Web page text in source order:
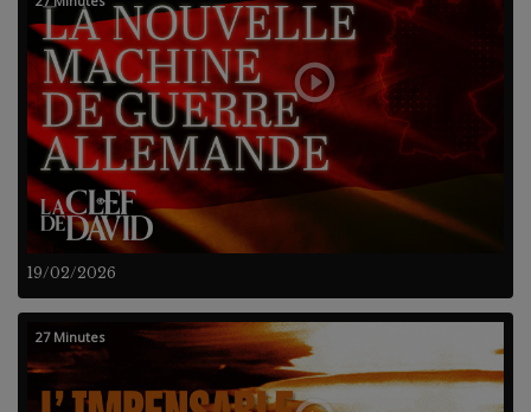
19/02/2026
27 Minutes